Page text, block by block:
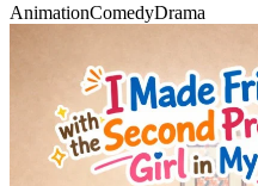
AnimationComedyDrama